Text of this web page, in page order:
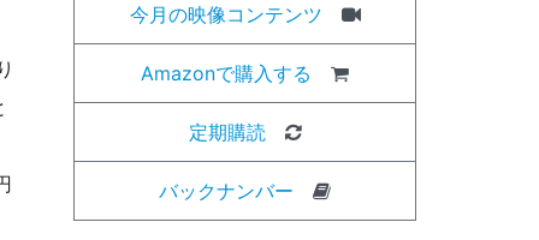
今月の映像コンテンツ
Amazonで購入する
定期購読
バックナンバー